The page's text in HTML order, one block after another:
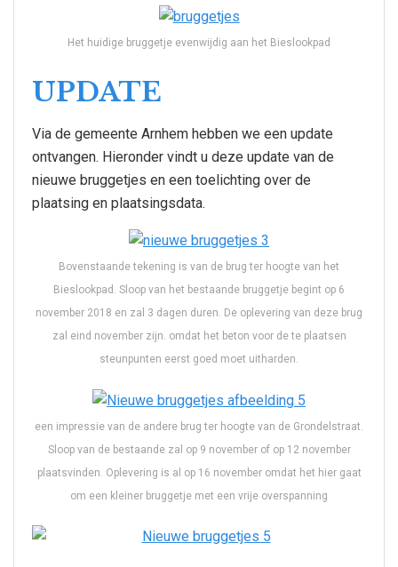
Het huidige bruggetje evenwijdig aan het Bieslookpad
UPDATE
Via de gemeente Arnhem hebben we een update
ontvangen. Hieronder vindt u deze update van de
nieuwe bruggetjes en een toelichting over de
plaatsing en plaatsingsdata.
Bovenstaande tekening is van de brug ter hoogte van het
Bieslookpad. Sloop van het bestaande bruggetje begint op 6
november 2018 en zal 3 dagen duren. De oplevering van deze brug
zal eind november zijn. omdat het beton voor de te plaatsen
steunpunten eerst goed moet uitharden.
een impressie van de andere brug ter hoogte van de Grondelstraat.
Sloop van de bestaande zal op 9 november of op 12 november
plaatsvinden. Oplevering is al op 16 november omdat het hier gaat
om een kleiner bruggetje met een vrije overspanning